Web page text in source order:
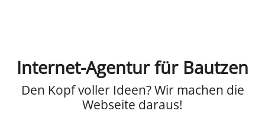
Internet-Agentur für Bautzen
Den Kopf voller Ideen? Wir machen die
Webseite daraus!